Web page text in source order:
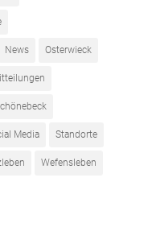
News Osterwieck
Media Standorte
Wefensleben